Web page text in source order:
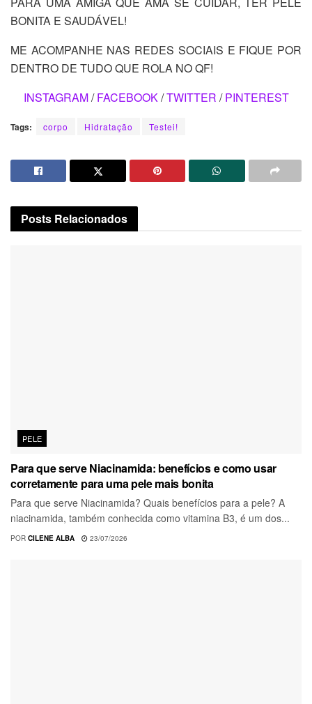
BONITA E SAUDÁVEL!
ME ACOMPANHE NAS REDES SOCIAIS E FIQUE POR
DENTRO DE TUDO QUE ROLA NO QF!
INSTAGRAM/FACEBOOK/TWITTER /PINTEREST
Tags: corpo Hidratação Testei!
Posts Relacionados
PELE
Para que serve Niacinamida: benefícios e como usar
corretamente para uma pele mais bonita
Para que serve Niacinamida? Quais benefícios para a pele? A
niacinamida, também conhecida como vitamina B3, é um dos...
POR CILENE ALBA 23/07/2026